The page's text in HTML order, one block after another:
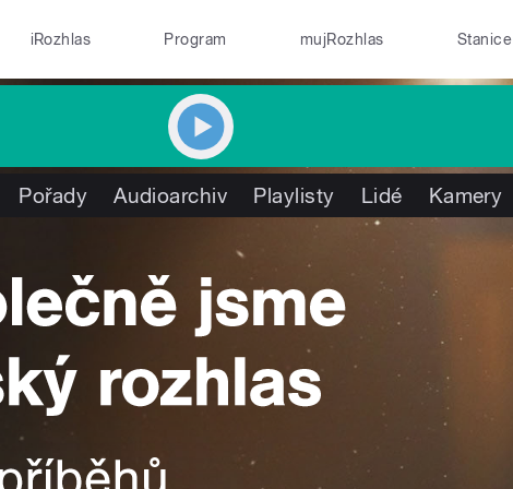
iRozhlas Program mujRozhlas Stanice
Pořady Audioarchiv Playlisty Lidé Kamery